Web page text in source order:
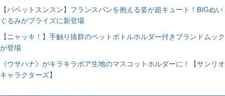
【パペットスンスン】フランスパンを抱える姿が超キュート！BIGぬい
ぐるみがプライズに新登場
【ニャッキ！】手触り抜群のペットボトルホルダー付きブランドムック
が登場
《ウサハナ》がキラキラボア生地のマスコットホルダーに！【サンリオ
キャラクターズ】